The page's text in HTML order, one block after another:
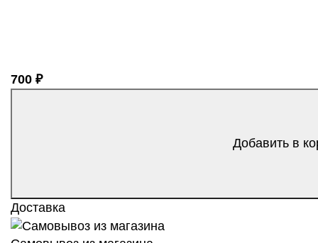
700 ₽
Добавить в
Доставка